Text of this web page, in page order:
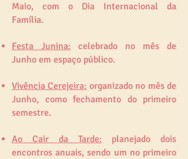
Maio, com o Dia Internacional da
Família.
Festa Junina: celebrado no mês de
Junho em espaço público.
Vivência Cerejeira: organizado no mês de
Junho, como fechamento do primeiro
semestre.
Ao Cair da Tarde: planejado dois
encontros anuais, sendo um no primeiro